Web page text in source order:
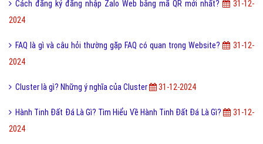
Cách đăng ký đăng nhập Zalo Web bằng mã QR mới nhất?
31-12-
2024
FAQ là gì và câu hỏi thường gặp FAQ có quan trọng Website?
31-12-
2024
Cluster là gì? Những ý nghĩa của Cluster 31-12-2024
Hành Tinh Đất Đá Là Gì? Tìm Hiểu Về Hành Tinh Đất Đá Là Gì?
31-12-
2024